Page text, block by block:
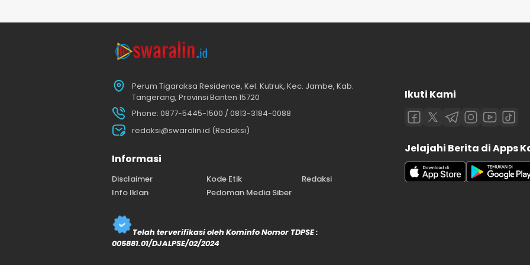
Perum Tigaraksa Residence, Kel. Kutruk, Kec. Jambe, Kab.
Tangerang, Provinsi Banten 15720
Phone: 0877-5445-1500 / 0813-3184-0088
redaksi@swaralin.id (Redaksi)
Informasi
Disclaimer Kode Etik
Redaksi
Info Iklan
Pedoman Media Siber
Telah terverifikasi oleh Kominfo Nomor TDPSE :
005881.01/DJALPSE/02/2024
Ikuti Kami
Jelajahi Berita di Apps